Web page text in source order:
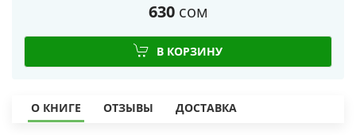
630 сом
В КОРЗИНУ
О КНИГЕ ОТЗЫВЫ ДОСТАВКА